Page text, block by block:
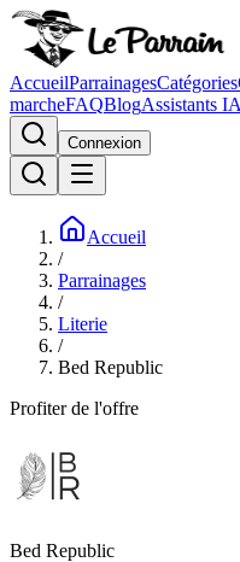
AccueilParrainagesCatégories
marcheFAQBlogAssistants IA
Connexion
Accueil
/
Parrainages
/
Literie
/
Bed Republic
Profiter de l'offre
Bed Republic